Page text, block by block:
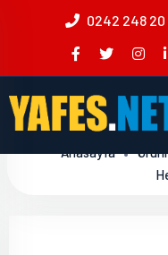
0242 248 20
Anasayfa